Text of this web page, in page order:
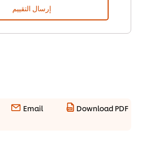
إرسال التقييم
Download PDF
Email